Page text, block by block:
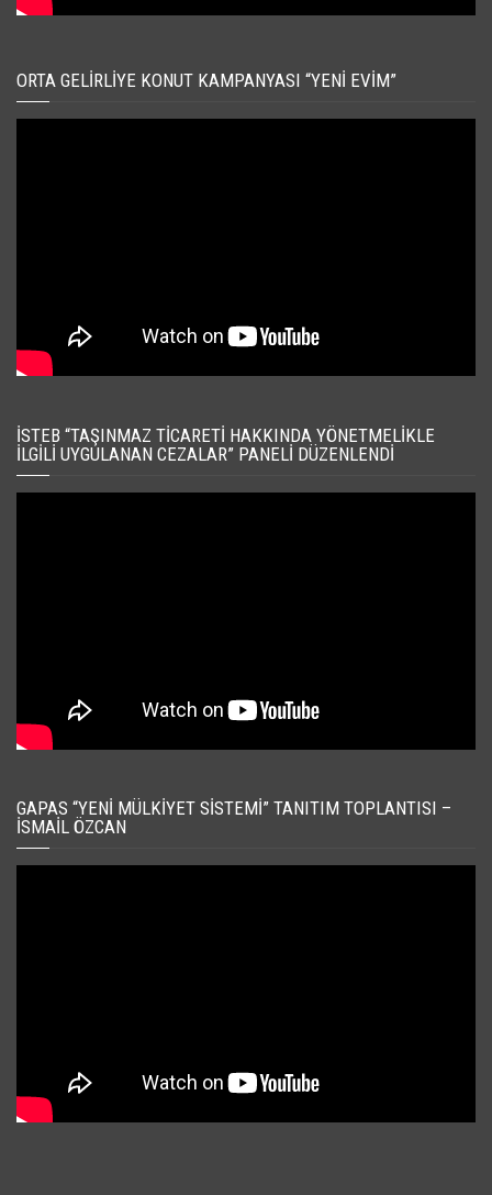
ORTA GELIRLIYE KONUT KAMPANYASI “YENI EVIM”
İSTEB “TAŞINMAZ TICARETI HAKKINDA YÖNETMELIKLE
İLGILI UYGULANAN CEZALAR” PANELI DÜZENLENDI
GAPAS “YENI MÜLKIYET SISTEMI” TANITIM TOPLANTISI –
İSMAIL ÖZCAN